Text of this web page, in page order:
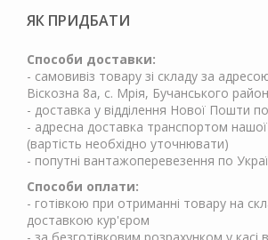
ЯК ПРИДБАТИ
Способи доставки:
- самовивіз товару зі складу за
Віскозна 8а, с. Мрія, Бучанського
- доставка у відділення Нової Пошти по
- адресна доставка транспортом нашої
(вартість необхідно уточнювати)
- попутні вантажоперевезення по
Способи оплати:
- готівкою при отриманні товару на
доставкою кур'єром